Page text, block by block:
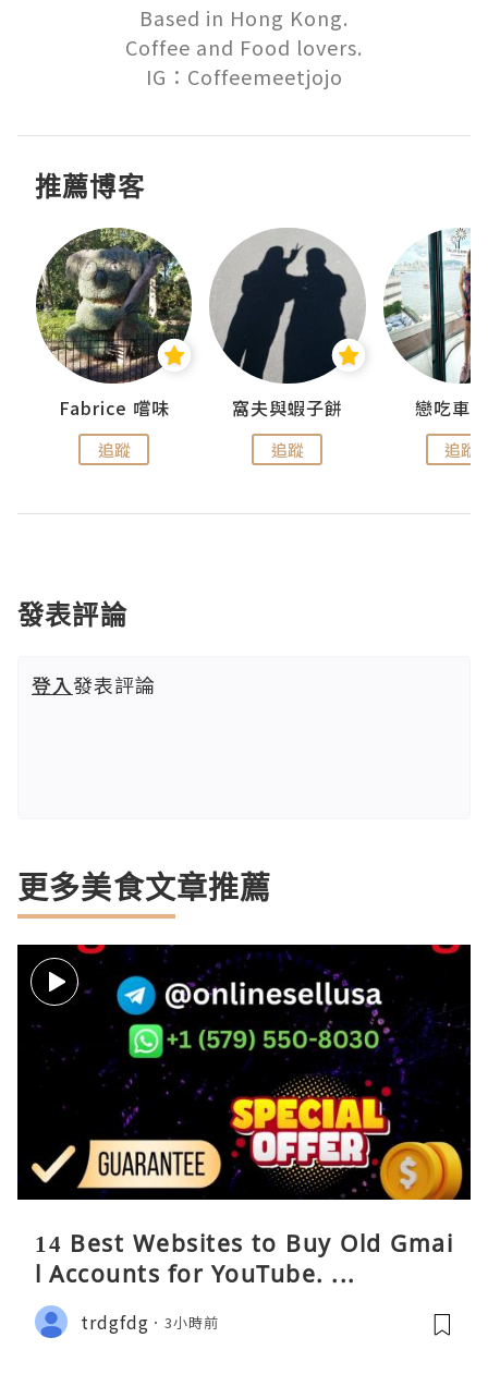
Based in Hong Kong.
Coffee and Food lovers.
IG：Coffeemeetjojo
推薦博客
Fabrice 嚐味
追蹤
窩夫與蝦子餅
追蹤
戀吃車
追蹤
發表評論
登入發表評論
更多美食文章推薦
14 Best Websites to Buy Old Gmai
l Accounts for YouTube. ...
trdgfdg 3小時前